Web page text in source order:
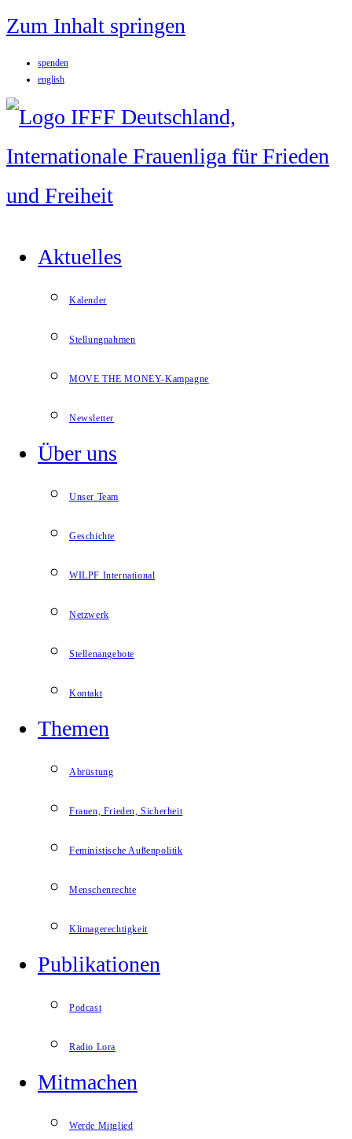
Zum Inhalt springen
spenden
english
Aktuelles
Kalender
Stellungnahmen
MOVE THE MONEY-Kampagne
Newsletter
Über uns
Unser Team
Geschichte
WILPF International
Netzwerk
Stellenangebote
Kontakt
Themen
Abrüstung
Frauen, Frieden, Sicherheit
Feministische Außenpolitik
Menschenrechte
Klimagerechtigkeit
Publikationen
Podcast
Radio Lora
Mitmachen
Werde Mitglied